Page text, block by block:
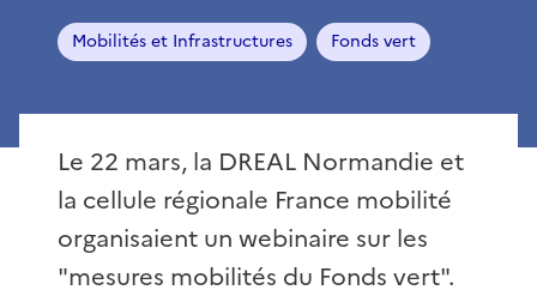
Mobilités et Infrastructures Fonds vert
Le 22 mars, la DREAL Normandie et
la cellule régionale France mobilité
organisaient un webinaire sur les
"mesures mobilités du Fonds vert".